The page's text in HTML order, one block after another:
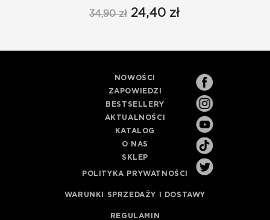
34,90 zł 24,40 zł
NOWOŚCI
ZAPOWIEDZI
BESTSELLERY
AKTUALNOŚCI
KATALOG
O NAS
SKLEP
POLITYKA PRYWATNOŚCI
WARUNKI SPRZEDAŻY I DOSTAWY
REGULAMIN